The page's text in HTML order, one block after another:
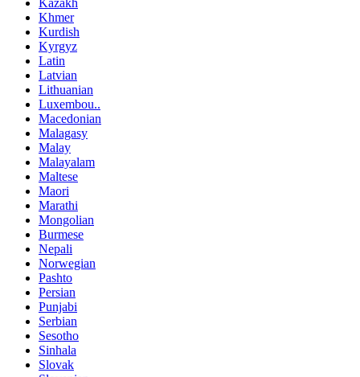
Kazakh
Khmer
Kurdish
Kyrgyz
Latin
Latvian
Lithuanian
Luxembou..
Macedonian
Malagasy
Malay
Malayalam
Maltese
Maori
Marathi
Mongolian
Burmese
Nepali
Norwegian
Pashto
Persian
Punjabi
Serbian
Sesotho
Sinhala
Slovak